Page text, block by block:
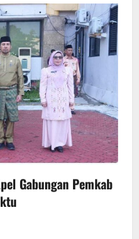
Gabungan Pemkab